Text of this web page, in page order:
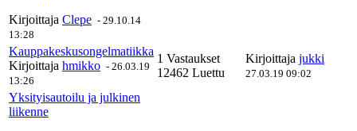
Kirjoittaja Clepe - 29.10.14
13:28
Kauppakeskusongelmatiikka
Kirjoittaja hmikko - 26.03.19
13:26
1 Vastaukset
12462 Luettu
Kirjoittaja jukki
27.03.19 09:02
Yksityisautoilu ja julkinen
liikenne